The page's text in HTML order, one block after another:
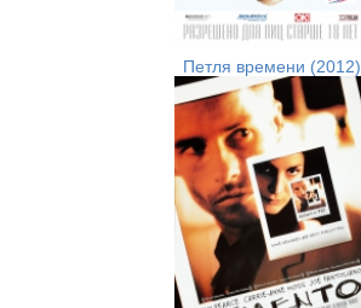
Петля времени (2012)